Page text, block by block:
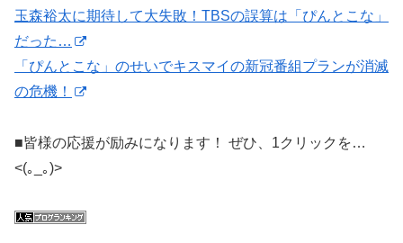
玉森裕太に期待して大失敗！TBSの誤算は「ぴんとこな」
だった…
「ぴんとこな」のせいでキスマイの新冠番組プランが消滅
の危機！
■皆様の応援が励みになります！ ぜひ、1クリックを…
<(｡_｡)>